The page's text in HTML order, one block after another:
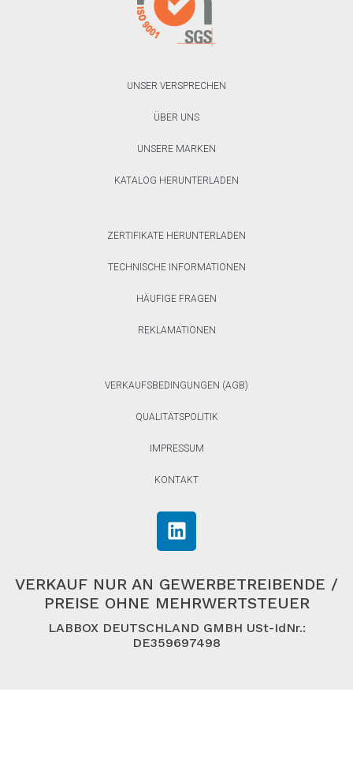
UNSER VERSPRECHEN
ÜBER UNS
UNSERE MARKEN
KATALOG HERUNTERLADEN
ZERTIFIKATE HERUNTERLADEN
TECHNISCHE INFORMATIONEN
HÄUFIGE FRAGEN
REKLAMATIONEN
VERKAUFSBEDINGUNGEN (AGB)
QUALITÄTSPOLITIK
IMPRESSUM
KONTAKT
VERKAUF NUR AN GEWERBETREIBENDE /
PREISE OHNE MEHRWERTSTEUER
LABBOX DEUTSCHLAND GMBH USt-IdNr.:
DE359697498